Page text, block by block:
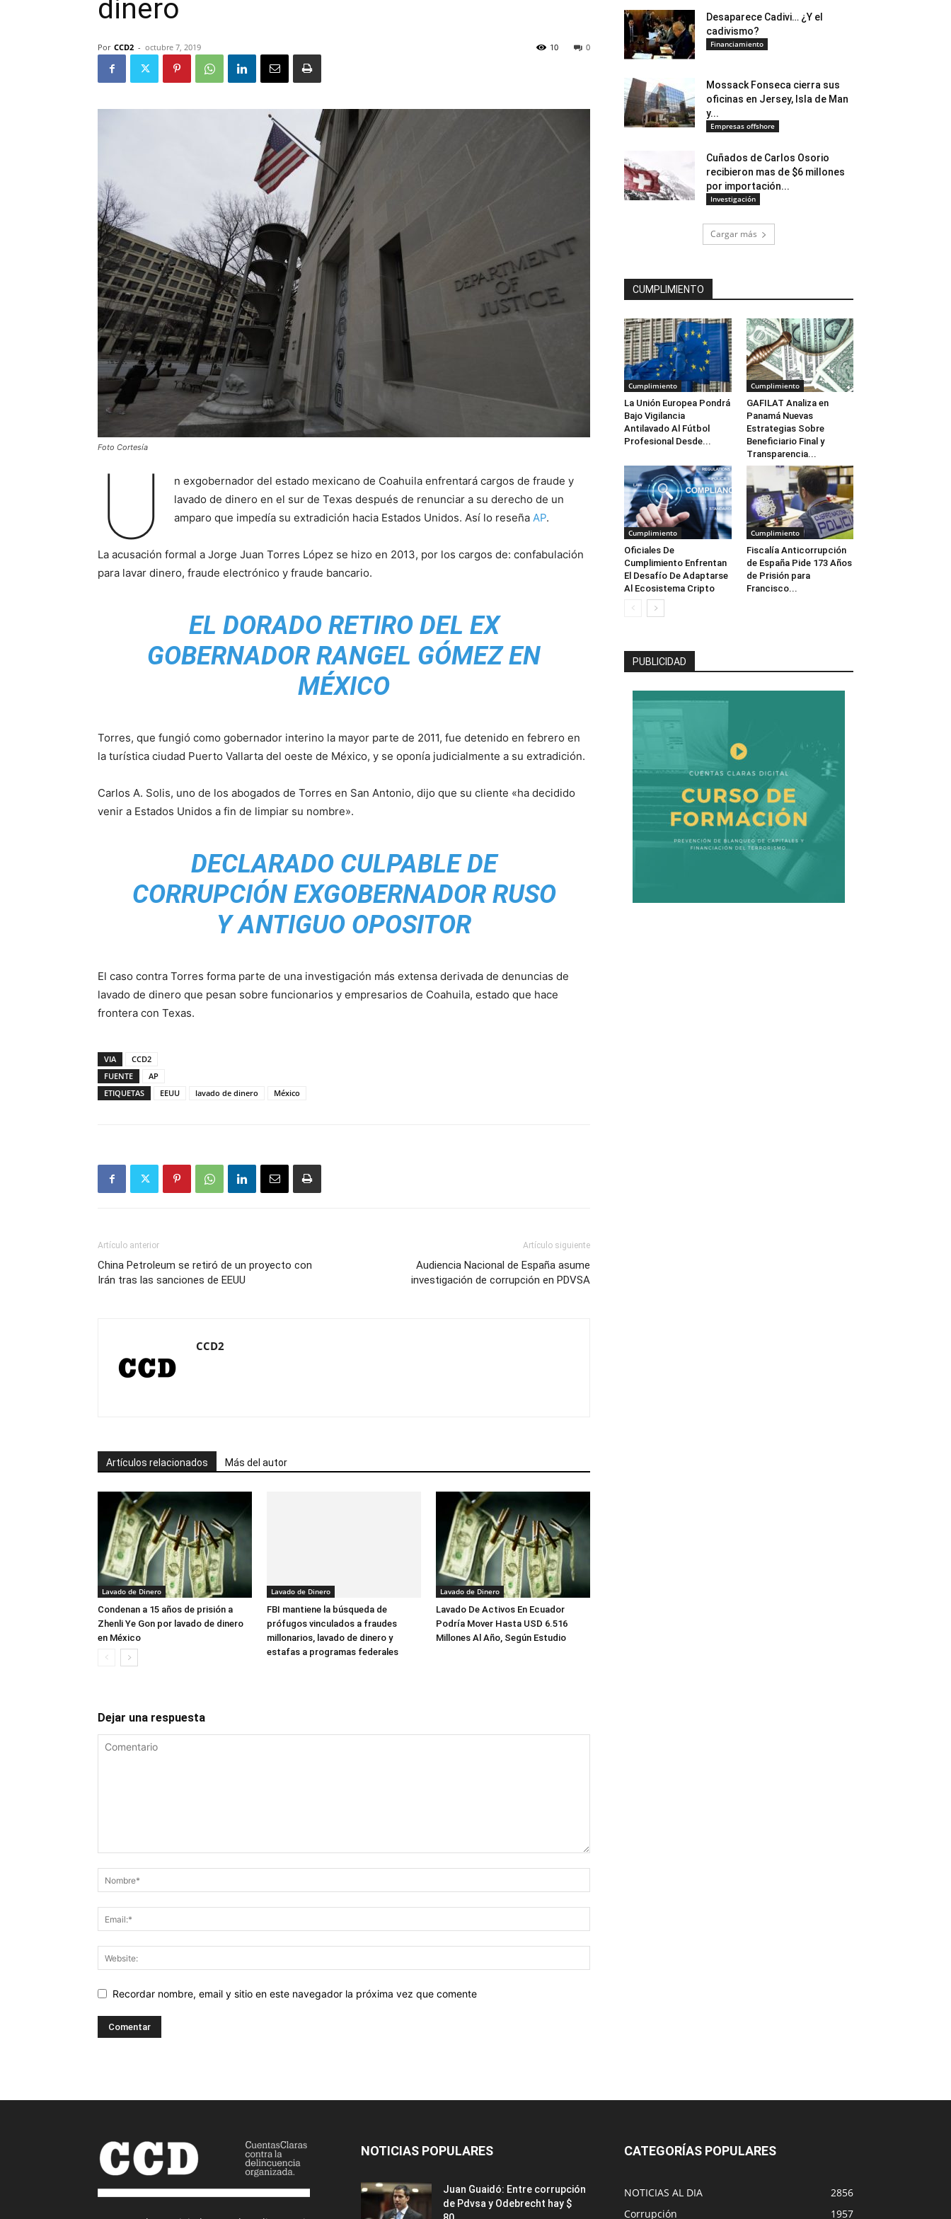
dinero
Por CCD2 - octubre 7, 2019 0
10
Foto Cortesía
U
n exgobernador del estado mexicano de Coahuila enfrentará cargos de fraude y
lavado de dinero en el sur de Texas después de renunciar a su derecho de un
amparo que impedía su extradición hacia Estados Unidos. Así lo reseña AP.
La acusación formal a Jorge Juan Torres López se hizo en 2013, por los cargos de: confabulación
para lavar dinero, fraude electrónico y fraude bancario.
EL DORADO RETIRO DEL EX
GOBERNADOR RANGEL GÓMEZ EN
MÉXICO
Torres, que fungió como gobernador interino la mayor parte de 2011, fue detenido en febrero en
la turística ciudad Puerto Vallarta del oeste de México, y se oponía judicialmente a su extradición.
Carlos A. Solis, uno de los abogados de Torres en San Antonio, dijo que su cliente «ha decidido
venir a Estados Unidos a fin de limpiar su nombre».
DECLARADO CULPABLE DE
CORRUPCIÓN EXGOBERNADOR RUSO
Y ANTIGUO OPOSITOR
El caso contra Torres forma parte de una investigación más extensa derivada de denuncias de
lavado de dinero que pesan sobre funcionarios y empresarios de Coahuila, estado que hace
frontera con Texas.
VIA
CCD2
FUENTE
AP
ETIQUETAS
EEUU lavado de dinero México
Artículo anterior
China Petroleum se retiró de un proyecto con
Irán tras las sanciones de EEUU
Artículo siguiente
Audiencia Nacional de España asume
investigación de corrupción en PDVSA
CCD2
Artículos relacionados Más del autor
Lavado de Dinero
Condenan a 15 años de prisión a
Zhenli Ye Gon por lavado de dinero
en México
Lavado de Dinero
FBI mantiene la búsqueda de
prófugos vinculados a fraudes
millonarios, lavado de dinero y
estafas a programas federales
Lavado de Dinero
Lavado De Activos En Ecuador
Podría Mover Hasta USD 6.516
Millones Al Año, Según Estudio
Dejar una respuesta
Recordar nombre, email y sitio en este navegador la próxima vez que comente
Desaparece Cadivi… ¿Y el
cadivismo?
Financiamiento
Mossack Fonseca cierra sus
oficinas en Jersey, Isla de Man
y...
Empresas offshore
Cuñados de Carlos Osorio
recibieron mas de $6 millones
por importación...
Investigación
Cargar más
CUMPLIMIENTO
Cumplimiento
La Unión Europea Pondrá
Bajo Vigilancia
Antilavado Al Fútbol
Profesional Desde...
Cumplimiento
GAFILAT Analiza en
Panamá Nuevas
Estrategias Sobre
Beneficiario Final y
Transparencia...
Cumplimiento
Oficiales De
Cumplimiento Enfrentan
El Desafío De Adaptarse
Al Ecosistema Cripto
Cumplimiento
Fiscalía Anticorrupción
de España Pide 173 Años
de Prisión para
Francisco...
PUBLICIDAD
NOTICIAS POPULARES
Juan Guaidó: Entre corrupción
de Pdvsa y Odebrecht hay $
CATEGORÍAS POPULARES
NOTICIAS AL DIA
2856
Corrupción
1957